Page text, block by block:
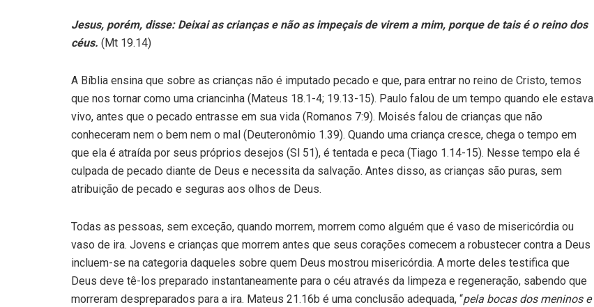
Jesus, porém, disse: Deixai as crianças e não as impeçais de virem a mim, porque de tais é o reino dos
céus. (Mt 19.14)
A Bíblia ensina que sobre as crianças não é imputado pecado e que, para entrar no reino de Cristo, temos
que nos tornar como uma criancinha (Mateus 18.1-4; 19.13-15). Paulo falou de um tempo quando ele estava
vivo, antes que o pecado entrasse em sua vida (Romanos 7:9). Moisés falou de crianças que não
conheceram nem o bem nem o mal (Deuteronômio 1.39). Quando uma criança cresce, chega o tempo em
que ela é atraída por seus próprios desejos (Sl 51), é tentada e peca (Tiago 1.14-15). Nesse tempo ela é
culpada de pecado diante de Deus e necessita da salvação. Antes disso, as crianças são puras, sem
atribuição de pecado e seguras aos olhos de Deus.
Todas as pessoas, sem exceção, quando morrem, morrem como alguém que é vaso de misericórdia ou
vaso de ira. Jovens e crianças que morrem antes que seus corações comecem a robustecer contra a Deus
incluem-se na categoria daqueles sobre quem Deus mostrou misericórdia. A morte deles testifica que
Deus deve tê-los preparado instantaneamente para o céu através da limpeza e regeneração, sabendo que
morreram despreparados para a ira. Mateus 21.16b é uma conclusão adequada, “pela bocas dos meninos e